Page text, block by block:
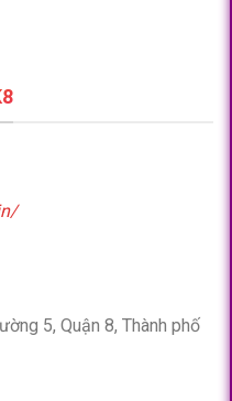
5, Quận 8, Thành phố